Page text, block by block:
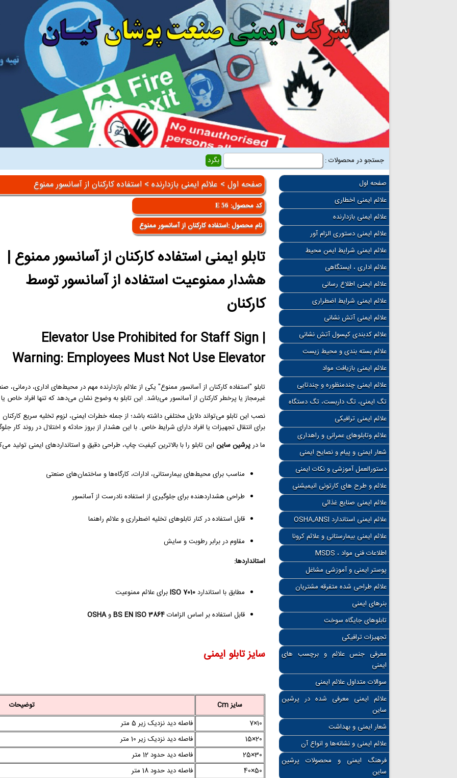
جستجو در محصولات :
صفحه اول
علائم ایمنی اخطاری
علائم ایمنی بازدارنده
علائم ایمنی دستوری الزام آور
علائم ایمنی شرایط ایمن محیط
علائم اداری ، ایستگاهی
علائم ایمنی اطلاع رسانی
علائم ایمنی شرایط اضطراری
علائم ایمنی آتش نشانی
علائم کدبندی کپسول آتش نشانی
علائم بسته بندی و محیط زیست
علائم ایمنی بازیافت مواد
علائم ایمنی چندمنظوره و چندتایی
تگ ایمنی، تگ داربست، تگ دستگاه
علائم ایمنی ترافیکی
علائم وتابلوهای عمرانی و راهداری
شعار ایمنی و پیام و نصایح ایمنی
دستورالعمل آموزشی و نکات ایمنی
علائم و طرح های کارتونی انیمیشنی
علائم ایمنی صنایع غذائی
علائم ایمنی استاندارد OSHA,ANSI
علائم ایمنی بیمارستانی و علائم کرونا
اطلاعات فنی مواد ، MSDS
پوستر ایمنی و آموزشی مشاغل
علائم طراحی شده متفرقه مشتریان
بنرهای ایمنی
تابلوهای جایگاه سوخت
تجهیزات ترافیکی
معرفی جنس علائم و برچسب های
ایمنی
سوالات متداول علائم ایمنی
علائم ایمنی معرفی شده در پرشین
ساین
شعار ایمنی و بهداشت
علائم ایمنی و نشانه‌ها و انواع آن
فرهنگ ایمنی و محصولات پرشین
ساین
صفحه اول> علائم ایمنی بازدارنده> استفاده کارکنان از آسانسور ممنوع
کد محصول: E 56
نام محصول :استفاده کارکنان از آسانسور ممنوع
تابلو ایمنی استفاده کارکنان از آسانسور ممنوع |
هشدار ممنوعیت استفاده از آسانسور توسط
کارکنان
Elevator Use Prohibited for Staff Sign |
Warning: Employees Must Not Use Elevator
تابلو "استفاده کارکنان از آسانسور ممنوع" یکی از علائم بازدارنده مهم در محیط‌های اداری،
غیرمجاز یا پرخطر کارکنان از آسانسور می‌باشد. این تابلو به وضوح نشان می‌دهد که تنها افراد خاص
نصب این تابلو می‌تواند دلایل مختلفی داشته باشد؛ از جمله خطرات ایمنی، لزوم تخلیه سریع
برای انتقال تجهیزات یا افراد دارای شرایط خاص. با این هشدار از بروز حادثه و اختلال در روند کار
ما درپرشین سایناین تابلو را با بالاترین کیفیت چاپ، طراحی دقیق و استانداردهای ایمنی تولید
مناسب برای محیط‌های بیمارستانی، ادارات، کارگاه‌ها و ساختمان‌های صنعتی
طراحی هشداردهنده برای جلوگیری از استفاده نادرست از آسانسور
قابل استفاده در کنار تابلوهای تخلیه اضطراری و علائم راهنما
مقاوم در برابر رطوبت و سایش
استانداردها:
مطابق با استانداردISO 7010برای علائم ممنوعیت
قابل استفاده بر اساس الزاماتBS EN ISO 3864وOSHA
سایز تابلو ایمنی
سایز Cm
توضیحات
10×7
فاصله دید نزدیک زیر 5 متر
20×15
فاصله دید نزدیک زیر 10 متر
30×25
فاصله دید حدود 12 متر
50×40
فاصله دید حدود 18 متر